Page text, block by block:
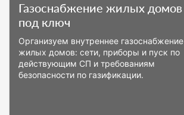
Газоснабжение жилых домов
под ключ
Организуем внутреннее газоснабжение
жилых домов: сети, приборы и пуск по
действующим СП и требованиям
безопасности по газификации.